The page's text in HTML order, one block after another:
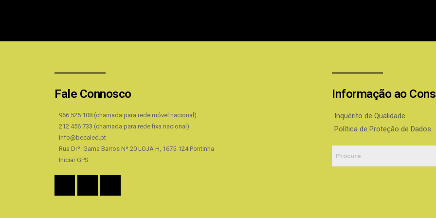
Fale Connosco
966 525 108 (chamada para rede móvel nacional)
212 456 733 (chamada para rede fixa nacional)
info@becaled.pt
Rua Drº. Gama Barros Nº 20 LOJA H, 1675-124 Pontinha
Iniciar GPS
Informação ao
Inquérito de Qualidade
Política de Proteção de Dados